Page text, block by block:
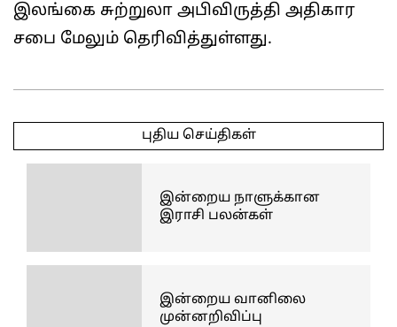
இலங்கை சுற்றுலா அபிவிருத்தி அதிகார
சபை மேலும் தெரிவித்துள்ளது.
05-
புதிய செய்திகள்
இன்றைய நாளுக்கான
இராசி பலன்கள்
இன்றைய வானிலை
முன்னறிவிப்பு